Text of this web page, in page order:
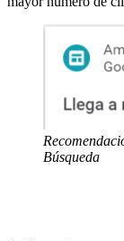
Búsqueda